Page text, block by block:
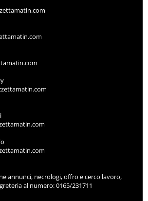
annunci, necrologi, offro e cerco lavoro,
al numero: 0165/231711